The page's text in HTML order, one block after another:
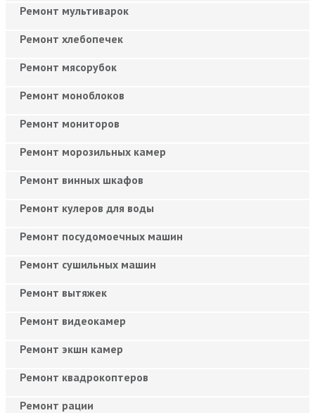
Ремонт мультиварок
Ремонт хлебопечек
Ремонт мясорубок
Ремонт моноблоков
Ремонт мониторов
Ремонт морозильных камер
Ремонт винных шкафов
Ремонт кулеров для воды
Ремонт посудомоечных машин
Ремонт сушильных машин
Ремонт вытяжек
Ремонт видеокамер
Ремонт экшн камер
Ремонт квадрокоптеров
Ремонт рации